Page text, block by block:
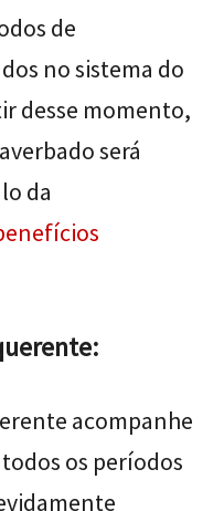
de
no sistema do
desse momento,
será
da
acompanhe
os períodos